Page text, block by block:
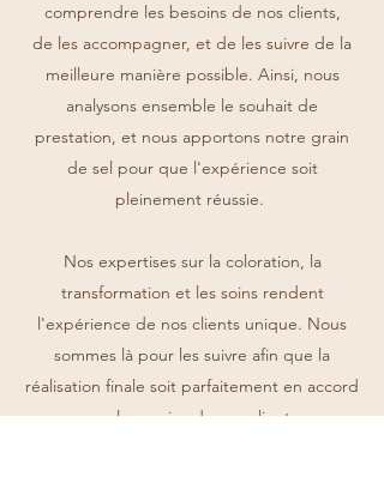
comprendre les besoins de nos clients,
de les accompagner, et de les suivre de la
meilleure manière possible. Ainsi, nous
analysons ensemble le souhait de
prestation, et nous apportons notre grain
de sel pour que l'expérience soit
pleinement réussie.
Nos expertises sur la coloration, la
transformation et les soins rendent
l'expérience de nos clients unique. Nous
sommes là pour les suivre afin que la
réalisation finale soit parfaitement en accord
avec les envies de nos clients.